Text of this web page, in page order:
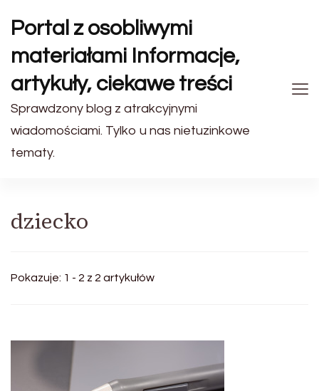
Portal z osobliwymi
materiałami Informacje,
artykuły, ciekawe treści
Sprawdzony blog z atrakcyjnymi
wiadomościami. Tylko u nas nietuzinkowe
tematy.
dziecko
Pokazuje: 1 - 2 z 2 artykułów